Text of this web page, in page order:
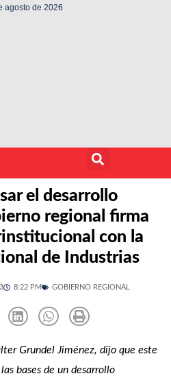
agosto de 2026
el desarrollo
regional firma
con la
de Industrias
8:22 PM GOBIERNO REGIONAL
Grundel Jiménez, dijo que este
bases de un desarrollo